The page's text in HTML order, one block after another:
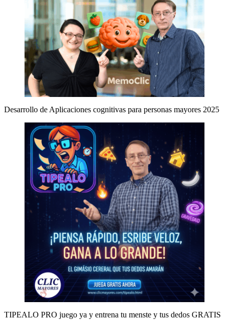
Desarrollo de Aplicaciones cognitivas para personas mayores 2025
TIPEALO PRO juego ya y entrena tu menste y tus dedos GRATIS